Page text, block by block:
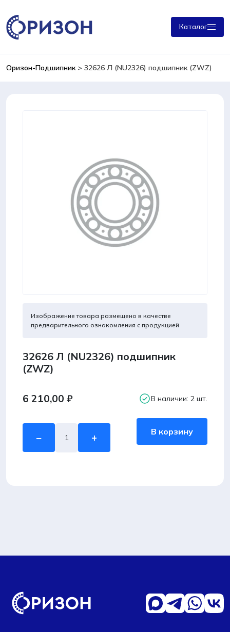
Каталог
Оризон-Подшипник> 32626 Л (NU2326) подшипник (ZWZ)
Изображение товара размещено в качестве
предварительного ознакомления с продукцией
32626 Л (NU2326) подшипник
(ZWZ)
6 210,00 ₽ В наличии: 2 шт.
−
Количество
товара
32626
+ В корзину